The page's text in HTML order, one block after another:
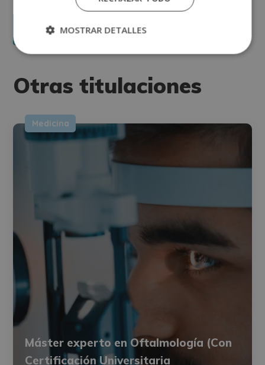
Legitimación del tratamiento: Consentimiento del interesado.
Derechos: Puede ejercitar sus derechos identificándose suficientemente,
Para más información consulte nuestra Política de Privacidad.
Desea recibir información comercial (vía telefónica y/o email):
Otras titulaciones
Medicina
Máster experto en Oftalmología (Con
Certificación Universitaria
MOSTRAR DETALLES